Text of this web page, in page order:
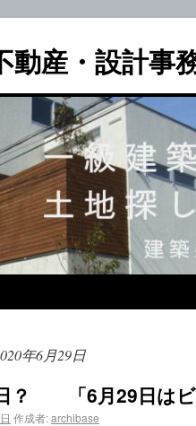
動産・設計事
年6月29日
？ 「6月29日はビ
作成者:archibase